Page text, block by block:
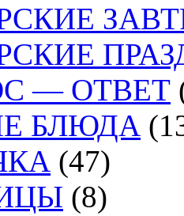
— ОТВЕТ
БЛЮДА
(47)
(8)